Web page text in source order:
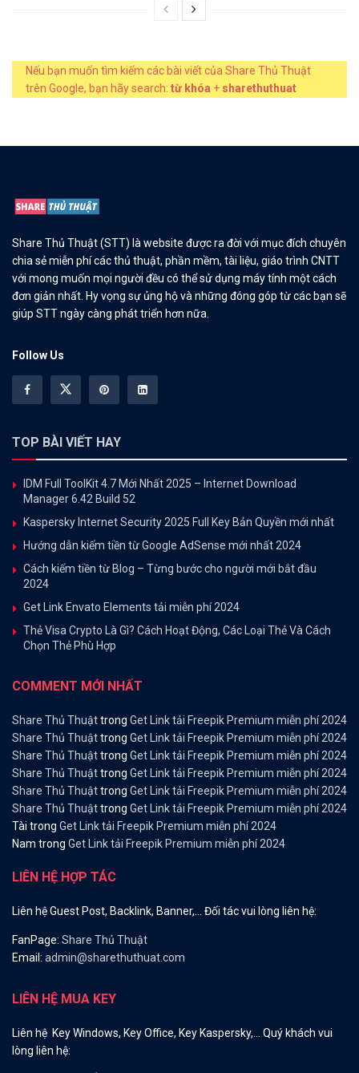
Nếu bạn muốn tìm kiếm các bài viết của Share Thủ Thuật
trên Google, bạn hãy search: từ khóa + sharethuthuat
Share Thủ Thuật (STT) là website được ra đời với mục đích chuyên
chia sẻ miễn phí các thủ thuật, phần mềm, tài liệu, giáo trình CNTT
với mong muốn mọi người đều có thể sử dụng máy tính một cách
đơn giản nhất. Hy vọng sự ủng hộ và những đóng góp từ các bạn sẽ
giúp STT ngày càng phát triển hơn nữa.
Follow Us
TOP BÀI VIẾT HAY
IDM Full ToolKit 4.7 Mới Nhất 2025 – Internet Download
Manager 6.42 Build 52
Kaspersky Internet Security 2025 Full Key Bản Quyền mới nhất
Hướng dẫn kiếm tiền từ Google AdSense mới nhất 2024
Cách kiếm tiền từ Blog – Từng bước cho người mới bắt đầu
2024
Get Link Envato Elements tải miễn phí 2024
Thẻ Visa Crypto Là Gì? Cách Hoạt Động, Các Loại Thẻ Và Cách
Chọn Thẻ Phù Hợp
COMMENT MỚI NHẤT
Share Thủ Thuậttrong Get Link tải Freepik Premium miễn phí 2024
Share Thủ Thuậttrong Get Link tải Freepik Premium miễn phí 2024
Share Thủ Thuậttrong Get Link tải Freepik Premium miễn phí 2024
Share Thủ Thuậttrong Get Link tải Freepik Premium miễn phí 2024
Share Thủ Thuậttrong Get Link tải Freepik Premium miễn phí 2024
Share Thủ Thuậttrong Get Link tải Freepik Premium miễn phí 2024
Tài trong Get Link tải Freepik Premium miễn phí 2024
Nam trong Get Link tải Freepik Premium miễn phí 2024
LIÊN HỆ HỢP TÁC
Liên hệ Guest Post, Backlink, Banner,… Đối tác vui lòng liên hệ:
FanPage: Share Thủ Thuật
Email: admin@sharethuthuat.com
LIÊN HỆ MUA KEY
Liên hệ Key Windows, Key Office, Key Kaspersky,… Quý khách vui
lòng liên hệ: